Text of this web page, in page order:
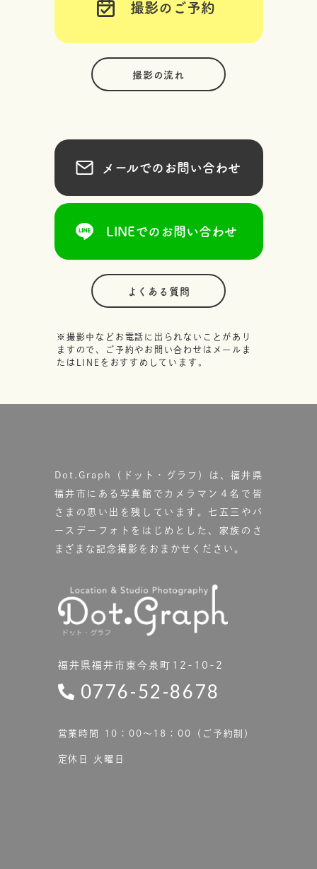
撮影のご予約
撮影の流れ
メールでのお問い合わせ
LINEでのお問い合わせ
よくある質問
※撮影中などお電話に出られないことがあり
ますので、ご予約やお問い合わせはメールま
たはLINEをおすすめしています。
Dot.Graph（ドット・グラフ）は、福井県
福井市にある写真館で カメラマン４名で皆
さまの思い出を残しています。七五三やバ
ースデーフォトをはじめとした、家族のさ
まざまな記念撮影をおまかせください。
福井県福井市東今泉町12-10-2
0776-52-8678
営業時間 10：00〜18：00（ご予約制）
定休日 火曜日